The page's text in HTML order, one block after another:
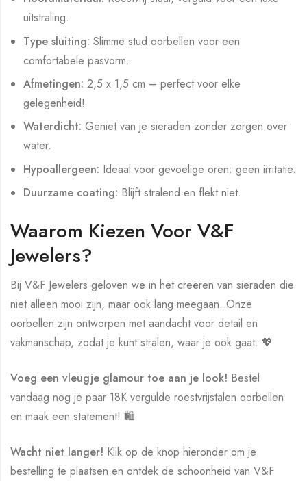
uitstraling.
Type sluiting: Slimme stud oorbellen voor een
comfortabele pasvorm.
Afmetingen: 2,5 x 1,5 cm – perfect voor elke
gelegenheid!
Waterdicht: Geniet van je sieraden zonder zorgen over
water.
Hypoallergeen: Ideaal voor gevoelige oren; geen irritatie.
Duurzame coating: Blijft stralend en flekt niet.
Waarom Kiezen Voor V&F
Jewelers?
Bij V&F Jewelers geloven we in het creëren van sieraden die
niet alleen mooi zijn, maar ook lang meegaan. Onze
oorbellen zijn ontworpen met aandacht voor detail en
vakmanschap, zodat je kunt stralen, waar je ook gaat. 💖
Voeg een vleugje glamour toe aan je look! Bestel
vandaag nog je paar 18K vergulde roestvrijstalen oorbellen
en maak een statement! 🛍️
Wacht niet langer! Klik op de knop hieronder om je
bestelling te plaatsen en ontdek de schoonheid van V&F